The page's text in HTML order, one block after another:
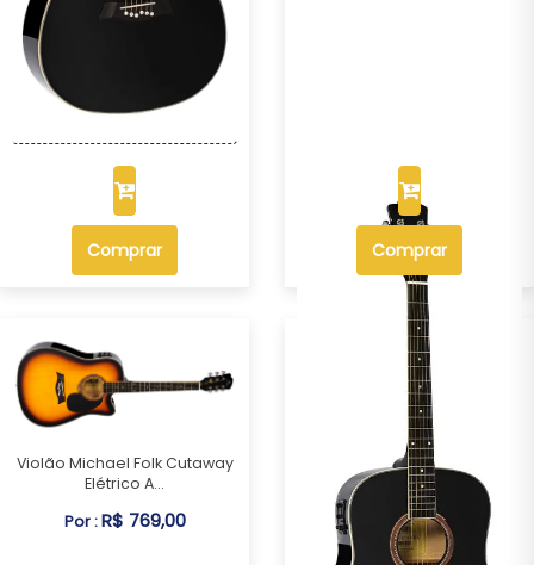
Violão Michael Folk Cutaway
Comprar Comprar
Violão Michael Folk Cutaway
Elétrico A...
Por :R$ 769,00